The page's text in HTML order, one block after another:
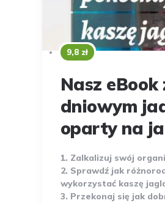
9,8 zł
Nasz eBook
dniowym
oparty na
1. Zalkalizuj swój
2. Sprawdź jak
wykorzystać kaszę
3. Przekonaj się jak